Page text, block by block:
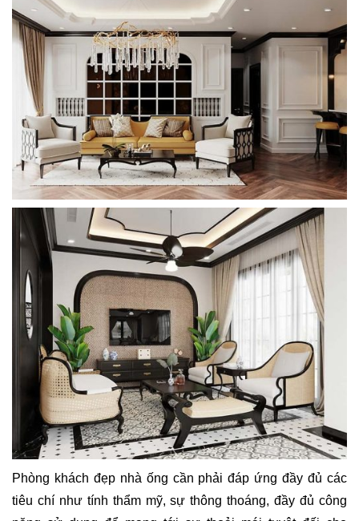
Phòng khách đẹp nhà ống cần phải đáp ứng đầy đủ các
tiêu chí như tính thẩm mỹ, sự thông thoáng, đầy đủ công